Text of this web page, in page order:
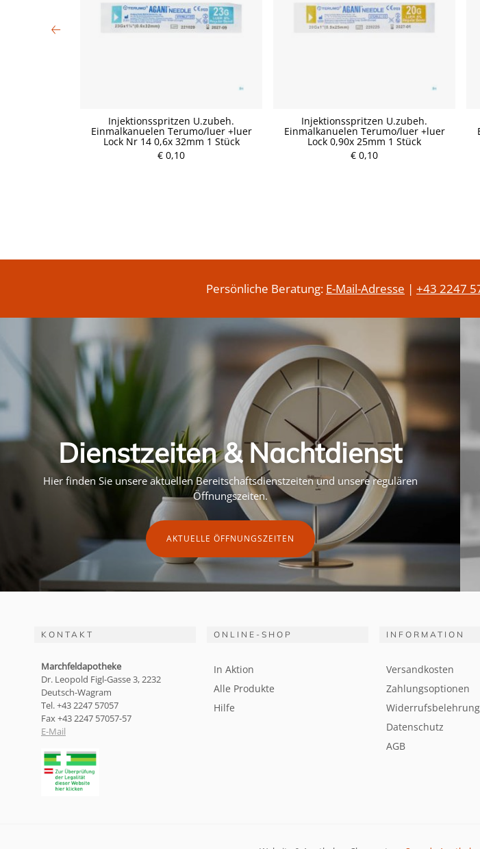
Injektionsspritzen U.zubeh.
Einmalkanuelen Terumo/luer +luer
Lock Nr 14 0,6x 32mm 1 Stück
€ 0,10
Injektionsspritzen U.zubeh.
Einmalkanuelen Terumo/luer +luer
Lock 0,90x 25mm 1 Stück
€ 0,10
P
r
P
r
e
Persönliche Beratung: E-Mail-Adresse | +43 2247
Dienstzeiten & Nachtdienst
Hier finden Sie unsere aktuellen Bereitschaftsdienstzeiten und unsere regulären
Öffnungszeiten.
AKTUELLE ÖFFNUNGSZEITEN
KONTAKT
Marchfeldapotheke
Dr. Leopold Figl-Gasse 3, 2232
Deutsch-Wagram
Tel. +43 2247 57057
Fax +43 2247 57057-57
E-Mail
ONLINE-SHOP
In Aktion
Alle Produkte
Hilfe
INFORMATION
Versandkosten
Zahlungsoptionen
Widerrufsbelehrung
Datenschutz
AGB